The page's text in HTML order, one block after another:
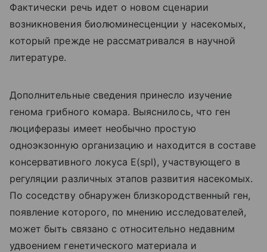
Фактически речь идет о новом сценарии
возникновения биолюминесценции у насекомых,
который прежде не рассматривался в научной
литературе.
Дополнительные сведения принесло изучение
генома грибного комара. Выяснилось, что ген
люциферазы имеет необычно простую
одноэкзонную организацию и находится в составе
консервативного локуса E(spl), участвующего в
регуляции различных этапов развития насекомых.
По соседству обнаружен близкородственный ген,
появление которого, по мнению исследователей,
может быть связано с относительно недавним
удвоением генетического материала и